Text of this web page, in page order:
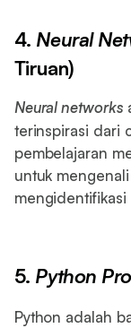
4. Neural
Tiruan)
Neural networks
terinspirasi dari
pembelajaran
untuk
mengidentifikasi
5. Python
Python adalah